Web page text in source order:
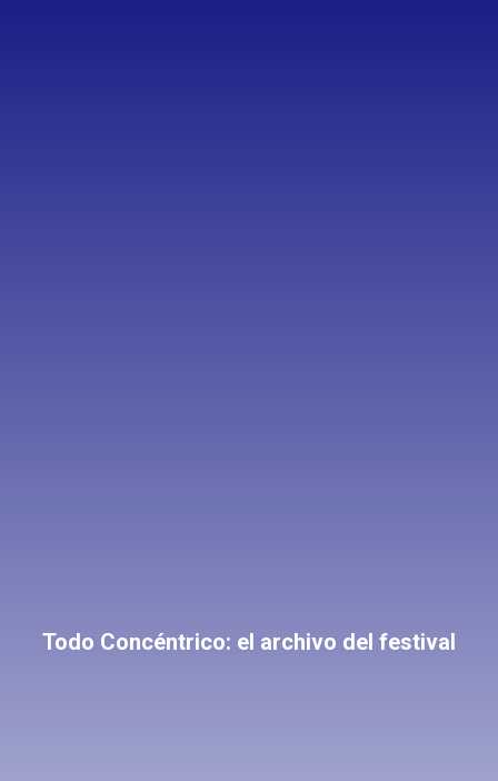
Todo Concéntrico: el archivo del festival